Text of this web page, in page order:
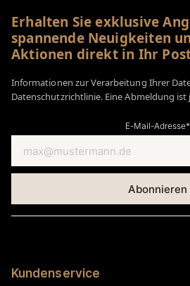
Erhalten Sie exklusive
spannende Neuigkeiten
Aktionen direkt in Ihr
Informationen zur Verarbeitung Ihrer
Datenschutzrichtlinie. Eine Abmeldung
E-Mail-Adresse*
Kundenservice